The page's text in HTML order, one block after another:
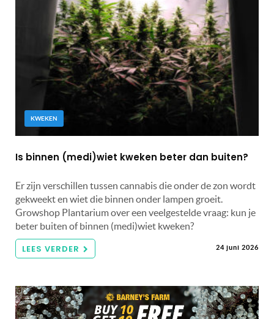
KWEKEN
Is binnen (medi)wiet kweken beter dan buiten?
Er zijn verschillen tussen cannabis die onder de zon wordt
gekweekt en wiet die binnen onder lampen groeit.
Growshop Plantarium over een veelgestelde vraag: kun je
beter buiten of binnen (medi)wiet kweken?
LEES VERDER 24 juni 2026